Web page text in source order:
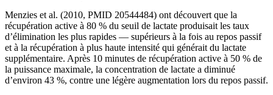
Menzies et al. (2010, PMID 20544484) ont découvert que la
récupération active à 80 % du seuil de lactate produisait les taux
d’élimination les plus rapides — supérieurs à la fois au repos passif
et à la récupération à plus haute intensité qui générait du lactate
supplémentaire. Après 10 minutes de récupération active à 50 % de
la puissance maximale, la concentration de lactate a diminué
d’environ 43 %, contre une légère augmentation lors du repos passif.